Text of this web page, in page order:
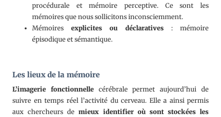
procédurale et mémoire perceptive. Ce sont les
mémoires que nous sollicitons inconsciemment.
Mémoiresexplicites ou déclaratives : mémoire
épisodique et sémantique.
Les lieux de la mémoire
L’imagerie fonctionnellecérébrale permet aujourd’hui de
suivre en temps réel l’activité du cerveau. Elle a ainsi permis
aux chercheurs demieux identifier où sont stockées les